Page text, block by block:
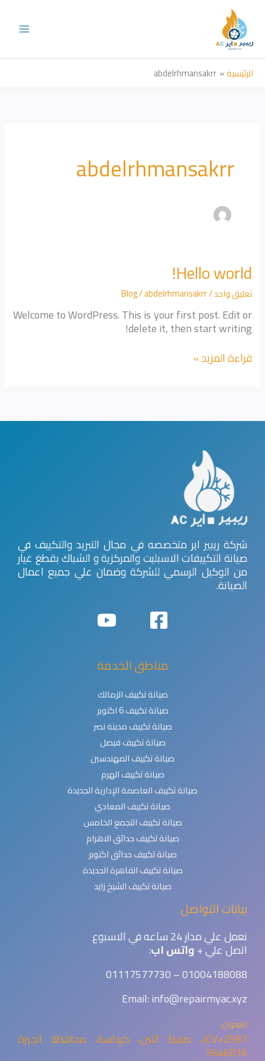
المحتوى
الرئيسية abdelrhmansakrr
abdelrhmansakrr
Hello world!
تعليق واحد/
Blog/abdelrhmansakrr
Welcome to WordPress. This is your first post. Edit or
delete it, then start writing!
Hello
world!
قراءة المزيد »
شركة ريبير اير متخصصه في مجال التبريد والتكييف في
صيانة التكييفات الاسبليت والمركزية و الشباك بقطغ غيار
من الوكيل الرسمي للشركة وضمان علي جميع اعمال
الصيانة.
مناطق الخدمة
صيانة تكييف الزمالك
صيانة تكييف 6 اكتوبر
صيانة تكييف مدينة نصر
صيانة تكييف فيصل
صيانة تكييف المهندسين
صيانة تكييف الهرم
صيانة تكييف العاصمة الإدارية الجديدة
صيانة تكييف المعادي
صيانة تكييف التجمع الخامس
صيانة تكييف حدائق الاهرام
صيانة تكييف حدائق اكتوبر
صيانة تكييف القاهرة الجديدة
صيانة تكييف الشيخ زايد
بيانات التواصل
نعمل علي مدار 24 ساعه في الاسبوع
اتصل علي +واتس اب:
01004188088 – 01117577730
Email: info@repairmyac.xyz
العنوان:
2587+JCV، صفط اللبن، كرداسة، محافظة الجيزة
3646016